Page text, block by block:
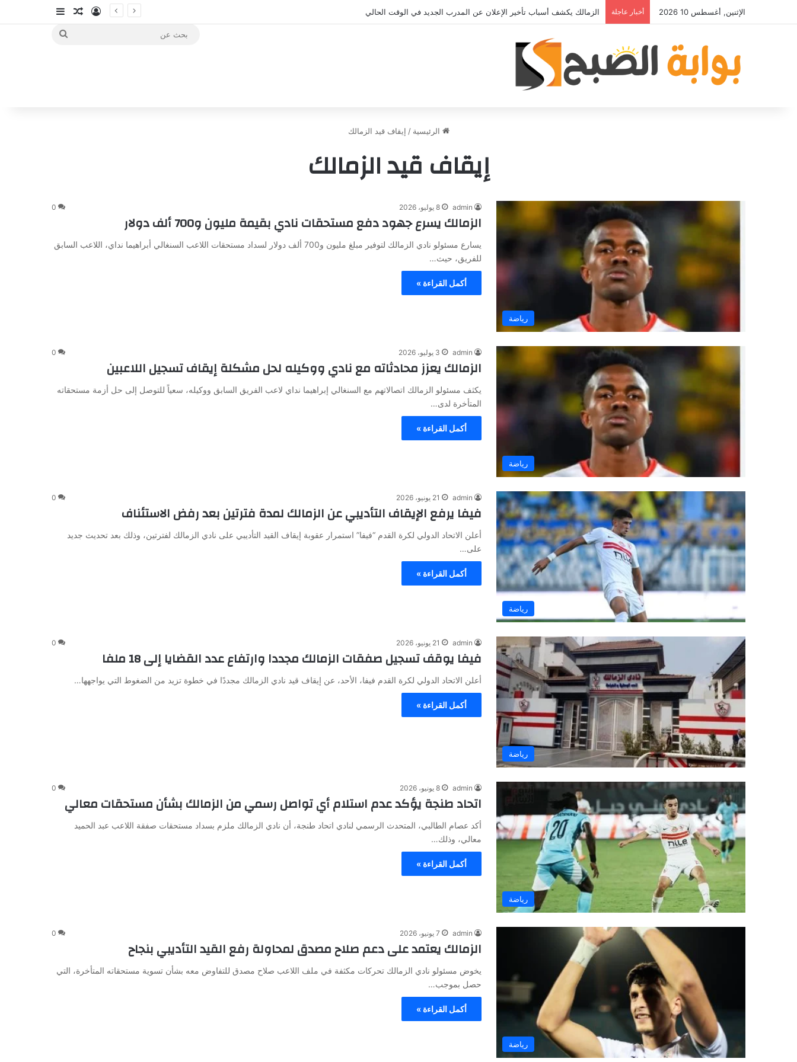
الإثنين, أغسطس 10 2026 أخبار عاجلة مصدر قريب من حمدي فتحي يؤكد استمرار اللاعب مع الوكرة والعودة لمصر قرار ثانوي تسجيل الدخول
مقال عشوائي
إضافة عمود
بحث
الرئيسية / إيقاف قيد الزمالك
إيقاف قيد الزمالك
رياضة
admin 8 يوليو، 2026 0
الزمالك يسرع جهود دفع مستحقات نادي بقيمة مليون و700 ألف دولار
يسارع مسئولو نادي الزمالك لتوفير مبلغ مليون و700 ألف دولار لسداد مستحقات اللاعب السنغالي أبراهيما نداي، اللاعب السابق
للفريق، حيث…
أكمل القراءة »
رياضة
admin 3 يوليو، 2026 0
الزمالك يعزز محادثاته مع نادي ووكيله لحل مشكلة إيقاف تسجيل اللاعبين
يكثف مسئولو الزمالك اتصالاتهم مع السنغالي إبراهيما نداي لاعب الفريق السابق ووكيله، سعياً للتوصل إلى حل أزمة مستحقاته
المتأخرة لدى…
أكمل القراءة »
رياضة
admin 21 يونيو، 2026 0
فيفا يرفع الإيقاف التأديبي عن الزمالك لمدة فترتين بعد رفض الاستئناف
أعلن الاتحاد الدولي لكرة القدم “فيفا” استمرار عقوبة إيقاف القيد التأديبي على نادي الزمالك لفترتين، وذلك بعد تحديث جديد
على…
أكمل القراءة »
رياضة
admin 21 يونيو، 2026 0
فيفا يوقف تسجيل صفقات الزمالك مجددا وارتفاع عدد القضايا إلى 18 ملفا
أعلن الاتحاد الدولي لكرة القدم فيفا، الأحد، عن إيقاف قيد نادي الزمالك مجددًا في خطوة تزيد من الضغوط التي يواجهها…
أكمل القراءة »
رياضة
admin 8 يونيو، 2026 0
اتحاد طنجة يؤكد عدم استلام أي تواصل رسمي من الزمالك بشأن مستحقات معالي
أكد عصام الطالبي، المتحدث الرسمي لنادي اتحاد طنجة، أن نادي الزمالك ملزم بسداد مستحقات صفقة اللاعب عبد الحميد
معالي، وذلك…
أكمل القراءة »
رياضة
admin 7 يونيو، 2026 0
الزمالك يعتمد على دعم صلاح مصدق لمحاولة رفع القيد التأديبي بنجاح
يخوض مسئولو نادي الزمالك تحركات مكثفة في ملف اللاعب صلاح مصدق للتفاوض معه بشأن تسوية مستحقاته المتأخرة، التي
حصل بموجب…
أكمل القراءة »